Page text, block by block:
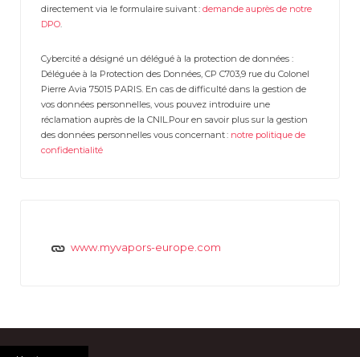
directement via le formulaire suivant : demande auprès de notre
DPO
Cybercité a désigné un délégué à la protection de données :
Déléguée à la Protection des Données, CP C703,9 rue du Colonel
Pierre Avia 75015 PARIS. En cas de difficulté dans la gestion de
vos données personnelles, vous pouvez introduire une
réclamation auprès de la CNIL.Pour en savoir plus sur la gestion
des données personnelles vous concernant : notre politique de
confidentialité
www.myvapors-europe.com